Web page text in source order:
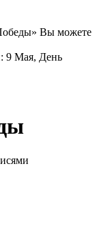
Вы можете
9 Мая, День